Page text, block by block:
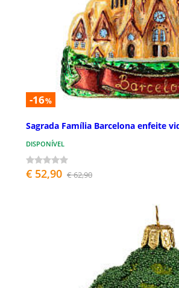
-16%
Sagrada Família Barcelona enfeite
DISPONÍVEL
€ 52,90 € 62,90